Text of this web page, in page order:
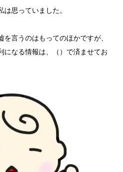
は思っていました。
を言うのはもってのほかですが、
になる情報は、（）で済ませてお